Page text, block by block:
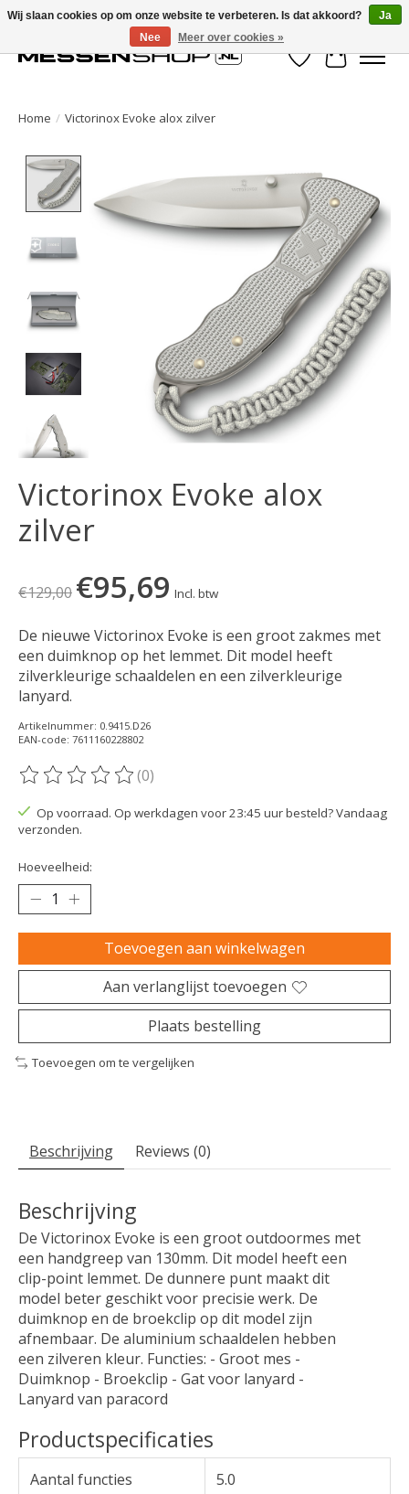
Verlanglijst
Home / Victorinox Evoke alox zilver
Victorinox Evoke alox
zilver
€129,00 €95,69 Incl. btw
De nieuwe Victorinox Evoke is een groot zakmes met
een duimknop op het lemmet. Dit model heeft
zilverkleurige schaaldelen en een zilverkleurige
lanyard.
Artikelnummer: 0.9415.D26
EAN-code: 7611160228802
De beoordeling van dit product is
(0)
Op voorraad. Op werkdagen voor 23:45 uur besteld? Vandaag
verzonden.
Hoeveelheid:
Toevoegen aan winkelwagen
Aan verlanglijst toevoegen
Plaats bestelling
Toevoegen om te vergelijken
Beschrijving Reviews (0)
Beschrijving
De Victorinox Evoke is een groot outdoormes met
een handgreep van 130mm. Dit model heeft een
clip-point lemmet. De dunnere punt maakt dit
model beter geschikt voor precisie werk. De
duimknop en de broekclip op dit model zijn
afnembaar. De aluminium schaaldelen hebben
een zilveren kleur. Functies: - Groot mes -
Duimknop - Broekclip - Gat voor lanyard -
Lanyard van paracord
Productspecificaties
Aantal functies 5.0
Wij slaan cookies op om onze website te verbeteren. Is dat akkoord?
Ja
Nee
Meer over cookies »